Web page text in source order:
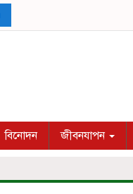
বিনোদন জীবনযাপন